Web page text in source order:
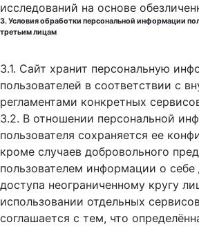
исследований на основе
3. Условия обработки персональной информации
третьим лицам
3.1. Сайт хранит персональную
пользователей в соответствии с
регламентами конкретных
3.2. В отношении персональной
пользователя сохраняется ее
кроме случаев добровольного
пользователем информации о себе
доступа неограниченному кругу
использовании отдельных
соглашается с тем, что